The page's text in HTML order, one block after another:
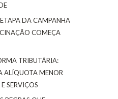
DA CAMPANHA
COMEÇA
TRIBUTÁRIA:
ALÍQUOTA MENOR
SERVIÇOS